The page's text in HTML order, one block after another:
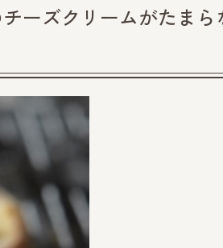
ーズクリームがたまら